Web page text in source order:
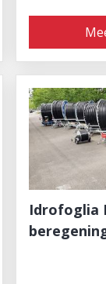
Idrofoglia